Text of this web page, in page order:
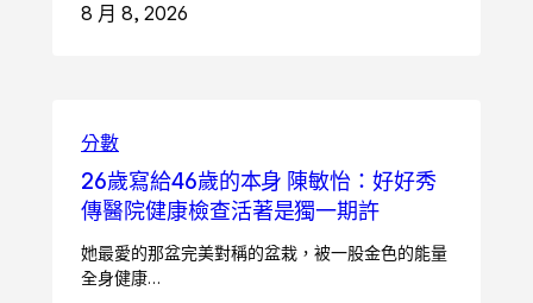
8 月 8, 2026
分數
26歲寫給46歲的本身 陳敏怡：好好秀
傳醫院健康檢查活著是獨一期許
她最愛的那盆完美對稱的盆栽，被一股金色的能量
全身健康…